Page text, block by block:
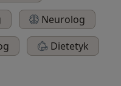
Neurolog
Dietetyk